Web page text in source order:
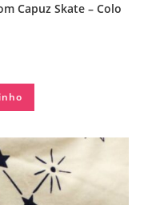
Capuz Skate – Colo